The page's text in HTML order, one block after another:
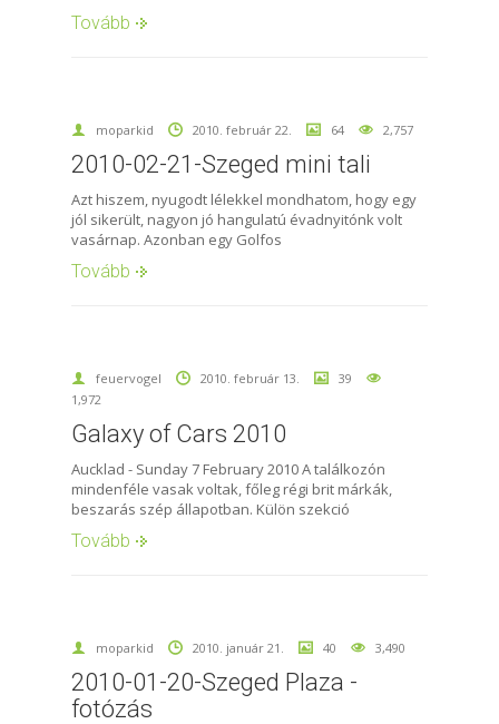
Tovább
moparkid 2010. február 22. 64 2,757
2010-02-21-Szeged mini tali
Azt hiszem, nyugodt lélekkel mondhatom, hogy egy
jól sikerült, nagyon jó hangulatú évadnyitónk volt
vasárnap. Azonban egy Golfos
Tovább
feuervogel 2010. február 13.
39
1,972
Galaxy of Cars 2010
Aucklad - Sunday 7 February 2010 A találkozón
mindenféle vasak voltak, főleg régi brit márkák,
beszarás szép állapotban. Külön szekció
Tovább
moparkid 2010. január 21. 40 3,490
2010-01-20-Szeged Plaza -
fotózás